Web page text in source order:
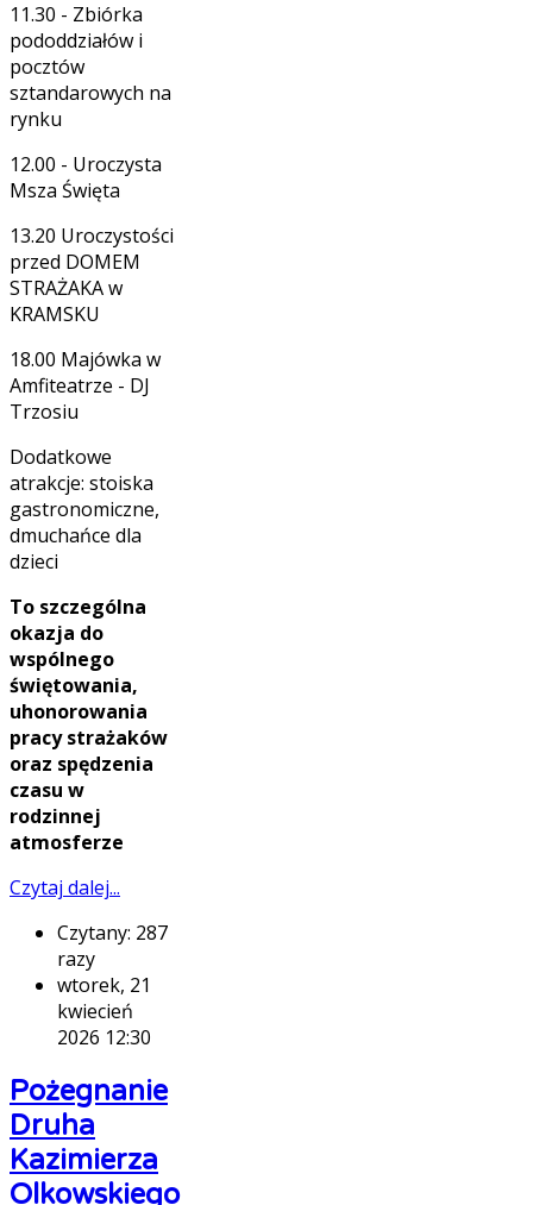
11.30 - Zbiórka
pododdziałów i
pocztów
sztandarowych na
rynku
12.00 - Uroczysta
Msza Święta
13.20 Uroczystości
przed DOMEM
STRAŻAKA w
KRAMSKU
18.00 Majówka w
Amfiteatrze - DJ
Trzosiu
Dodatkowe
atrakcje: stoiska
gastronomiczne,
dmuchańce dla
dzieci
To szczególna
okazja do
wspólnego
świętowania,
uhonorowania
pracy strażaków
oraz spędzenia
czasu w
rodzinnej
atmosferze
Czytaj dalej...
Czytany: 287
razy
wtorek, 21
kwiecień
2026 12:30
Pożegnanie
Druha
Kazimierza
Olkowskiego